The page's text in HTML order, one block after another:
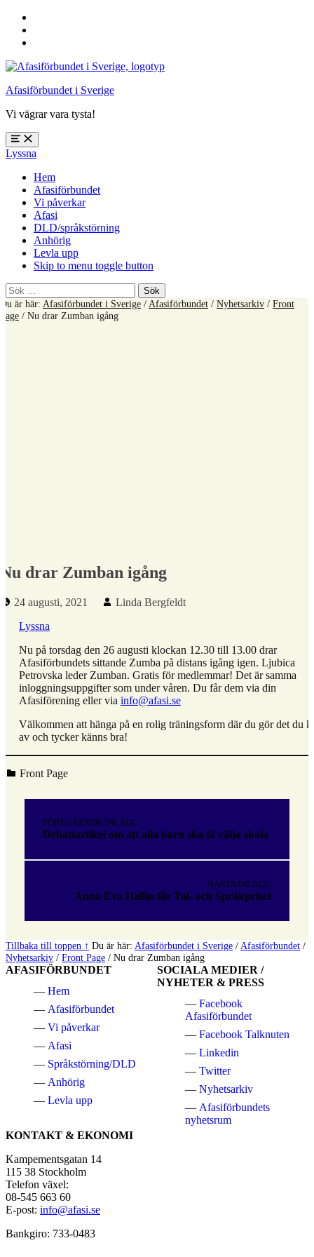
sidfoten
Afasiförbundet i Sverige
Vi vägrar vara tysta!
Öppna
meny:
%s
Lyssna
Hem
Afasiförbundet
Vi påverkar
Afasi
DLD/språkstörning
Anhörig
Levla upp
Skip to menu toggle button
Sök
efter:
Du är här: Afasiförbundet i Sverige /Afasiförbundet / Nyhetsarkiv / Front
Page / Nu drar Zumban igång
Nu drar Zumban igång
Publicerad den:
24 augusti, 2021 Skriven av:
Linda Bergfeldt
Lyssna
Nu på torsdag den 26 augusti klockan 12.30 till 13.00 drar
Afasiförbundets sittande Zumba på distans igång igen. Ljubica
Petrovska leder Zumban. Gratis för medlemmar! Det är samma
inloggningsuppgifter som under våren. Du får dem via din
Afasiförening eller via info@afasi.se
Välkommen att hänga på en rolig träningsform där du gör det du
av och tycker känns bra!
Kategoriserad i:
Front Page
tillbaka
huvudnavigeringen
FÖREGÅENDE INLÄGG
Debattartikel om att alla barn ska få välja skola
NÄSTA INLÄGG
Anna Eva Hallin får Tal- och Språkpriset
Tillbaka till toppen ↑ Du är här: Afasiförbundet i Sverige / Afasiförbundet /
Nyhetsarkiv / Front Page / Nu drar Zumban igång
AFASIFÖRBUNDET
Hem
Afasiförbundet
Vi påverkar
Afasi
Språkstörning/DLD
Anhörig
Levla upp
SOCIALA MEDIER /
NYHETER & PRESS
Facebook
Afasiförbundet
Facebook Talknuten
Linkedin
Twitter
Nyhetsarkiv
Afasiförbundets
nyhetsrum
KONTAKT & EKONOMI
Kampementsgatan 14
115 38 Stockholm
Telefon växel:
08-545 663 60
E-post: info@afasi.se
Bankgiro: 733-0483